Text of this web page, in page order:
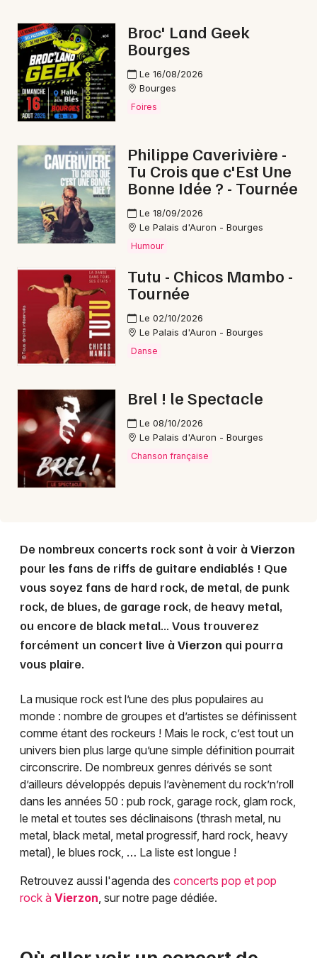
Rock / metal dans le Centre-Val de Loire
Newsletter des sorties
Artistes en tournée
Actus à Vierzon
Magazine à Vierzon
Choisir mes départements
Mon email
Broc' Land Geek
Bourges
Le 16/08/2026
Bourges
Foires
Philippe Caverivière -
Tu Crois que c'Est Une
Bonne Idée ? - Tournée
Le 18/09/2026
Le Palais d'Auron - Bourges
Humour
Tutu - Chicos Mambo -
Tournée
Le 02/10/2026
Le Palais d'Auron - Bourges
Danse
Brel ! le Spectacle
Le 08/10/2026
Le Palais d'Auron - Bourges
Chanson française
De nombreux concerts rock sont à voir à Vierzon
pour les fans de riffs de guitare endiablés ! Que
vous soyez fans de hard rock, de metal, de punk
rock, de blues, de garage rock, de heavy metal,
ou encore de black metal... Vous trouverez
forcément un concert live à Vierzon qui pourra
vous plaire.
La musique rock est l’une des plus populaires au
monde : nombre de groupes et d’artistes se définissent
comme étant des rockeurs ! Mais le rock, c’est tout un
univers bien plus large qu’une simple définition pourrait
circonscrire. De nombreux genres dérivés se sont
d’ailleurs développés depuis l’avènement du rock’n’roll
dans les années 50 : pub rock, garage rock, glam rock,
le metal et toutes ses déclinaisons (thrash metal, nu
metal, black metal, metal progressif, hard rock, heavy
metal), le blues rock, … La liste est longue !
Retrouvez aussi l'agenda des concerts pop et pop
rock à Vierzon, sur notre page dédiée.